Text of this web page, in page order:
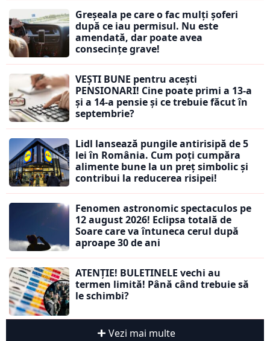
Greșeala pe care o fac mulți șoferi
după ce iau permisul. Nu este
amendată, dar poate avea
consecințe grave!
VEȘTI BUNE pentru acești
PENSIONARI! Cine poate primi a 13-a
și a 14-a pensie și ce trebuie făcut în
septembrie?
Lidl lansează pungile antirisipă de 5
lei în România. Cum poți cumpăra
alimente bune la un preț simbolic și
contribui la reducerea risipei!
Fenomen astronomic spectaculos pe
12 august 2026! Eclipsa totală de
Soare care va întuneca cerul după
aproape 30 de ani
ATENȚIE! BULETINELE vechi au
termen limită! Până când trebuie să
le schimbi?
Vezi mai multe